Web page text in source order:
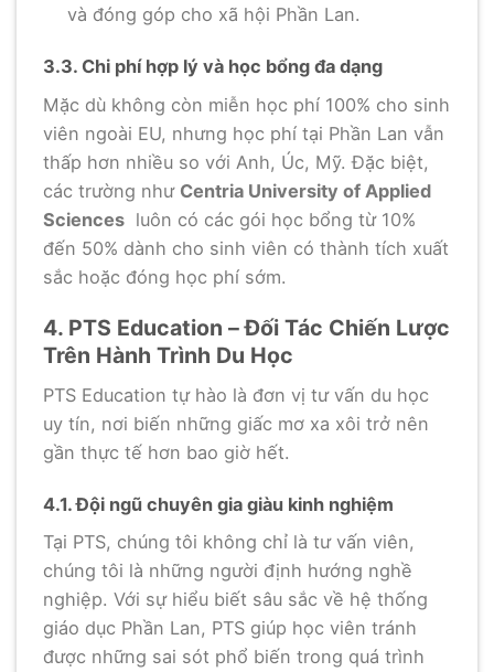
và đóng góp cho xã hội Phần Lan.
3.3. Chi phí hợp lý và học bổng đa dạng
Mặc dù không còn miễn học phí 100% cho sinh
viên ngoài EU, nhưng học phí tại Phần Lan vẫn
thấp hơn nhiều so với Anh, Úc, Mỹ. Đặc biệt,
các trường như Centria University of Applied
Sciences luôn có các gói học bổng từ 10%
đến 50% dành cho sinh viên có thành tích xuất
sắc hoặc đóng học phí sớm.
4. PTS Education – Đối Tác Chiến Lược
Trên Hành Trình Du Học
PTS Education tự hào là đơn vị tư vấn du học
uy tín, nơi biến những giấc mơ xa xôi trở nên
gần thực tế hơn bao giờ hết.
4.1. Đội ngũ chuyên gia giàu kinh nghiệm
Tại PTS, chúng tôi không chỉ là tư vấn viên,
chúng tôi là những người định hướng nghề
nghiệp. Với sự hiểu biết sâu sắc về hệ thống
giáo dục Phần Lan, PTS giúp học viên tránh
được những sai sót phổ biến trong quá trình